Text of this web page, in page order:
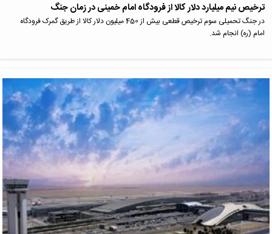
ترخیص نیم میلیارد دلار کالا از فرودگاه امام خمینی در زمان جنگ
در جنگ تحمیلی سوم ترخیص قطعی بیش از 450 میلیون دلار کالا‌ از طریق گمرک فرودگاه
امام (ره) انجام شد.